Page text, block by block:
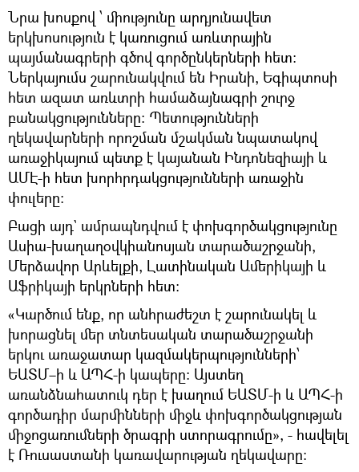
Նրա խոսքով ՝ միությունը արդյունավետ
երկխոսություն է կառուցում առևտրային
պայմանագրերի գծով գործընկերների հետ։
Ներկայումս շարունակվում են Իրանի, Եգիպտոսի
հետ ազատ առևտրի համաձայնագրի շուրջ
բանակցությունները։ Պետությունների
ղեկավարների որոշման մշակման նպատակով
առաջիկայում պետք է կայանան Ինդոնեզիայի և
ԱՄԷ-ի հետ խորհրդակցությունների առաջին
փուլերը:
Բացի այդ` ամրապնդվում է փոխգործակցությունը
Ասիա-խաղաղօվկիանոսյան տարածաշրջանի,
Մերձավոր Արևելքի, Լատինական Ամերիկայի և
Աֆրիկայի երկրների հետ։
«Կարծում ենք, որ անհրաժեշտ է շարունակել և
խորացնել մեր տնտեսական տարածաշրջանի
երկու առաջատար կազմակերպությունների՝
ԵԱՏՄ–ի և ԱՊՀ-ի կապերը։ Այստեղ
առանձնահատուկ դեր է խաղում ԵԱՏՄ-ի և ԱՊՀ-ի
գործադիր մարմինների միջև փոխգործակցության
միջոցառումների ծրագրի ստորագրումը», - հավելել
է Ռուսաստանի կառավարության ղեկավարը։